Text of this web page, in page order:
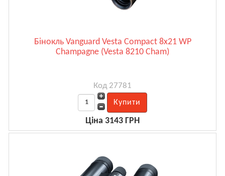
Бінокль Vanguard Vesta Compact 8x21 WP
Champagne (Vesta 8210 Cham)
Код 27781
Ціна 3143 ГРН